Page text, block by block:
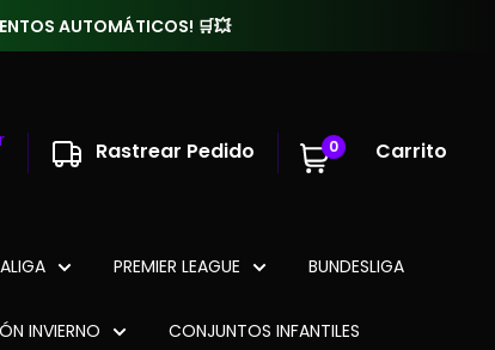
AUTOMÁTICOS! 🛒💥
Rastrear Pedido 0 Carrito
PREMIER LEAGUE BUNDESLIGA
INVIERNO CONJUNTOS INFANTILES